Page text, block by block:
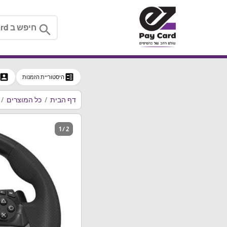
search
ballot היסטוריית הזמנות
דף הבית כל המוצרים
1 / 2